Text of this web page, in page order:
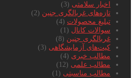
اخبار سلامتی (3)
تازه‌های غربالگری جنین (2)
تبلیغ محصولات (4)
سوالات کانال (1)
غربالگری جنین (8)
کیت‌های آزمایشگاهی (3)
مطالب خبری (4)
مطالب علمی (12)
مطالب مناسبتی (1)